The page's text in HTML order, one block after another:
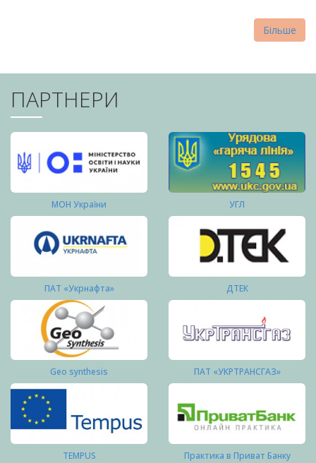
Більше
ПАРТНЕРИ
МОН України УГЛ
ПАТ «Укрнафта» ДТЕК
Geo synthesis ПАТ «УКРТРАНСГАЗ»
TEMPUS Практика в Приват Банку